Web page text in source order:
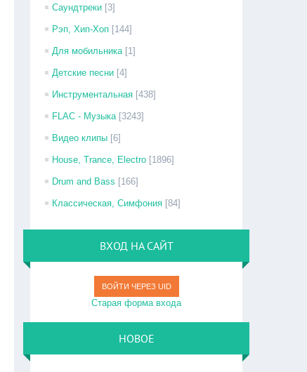
Саундтреки [3]
Рэп, Хип-Хоп [144]
Для мобильника [1]
Детские песни [4]
Инструментальная [438]
FLAC - Музыка [3243]
Видео клипы [6]
House, Trance, Electro [1896]
Drum and Bass [166]
Классическая, Симфония [84]
ВХОД НА САЙТ
ВОЙТИ ЧЕРЕЗ UID
Старая форма входа
НОВОЕ